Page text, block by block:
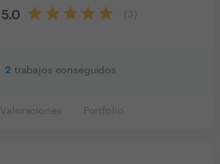
5.0 3
2 trabajos conseguidos
Valoraciones Portfolio